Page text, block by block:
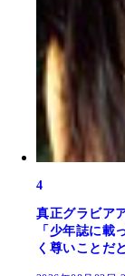
4
真正グラビア
「少年誌に
く尊いことだ